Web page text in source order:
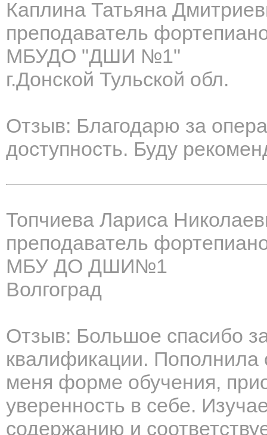
Каплина Татьяна
преподаватель
МБУДО "ДШИ №1"
г.Донской Тульской обл.
Отзыв: Благодарю за
доступность. Буду
Топчиева Лариса
преподаватель
МБУ ДО ДШИ№1
Волгоград
Отзыв: Большое спасибо
квалификации. Пополнила
меня форме обучения,
уверенность в себе.
содержанию и